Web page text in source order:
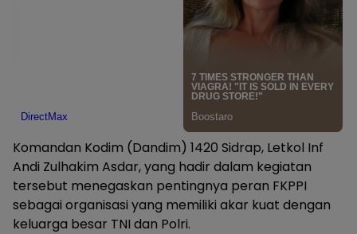
Komandan Kodim (Dandim) 1420 Sidrap, Letkol Inf
Andi Zulhakim Asdar, yang hadir dalam kegiatan
tersebut menegaskan pentingnya peran FKPPI
sebagai organisasi yang memiliki akar kuat dengan
keluarga besar TNI dan Polri.